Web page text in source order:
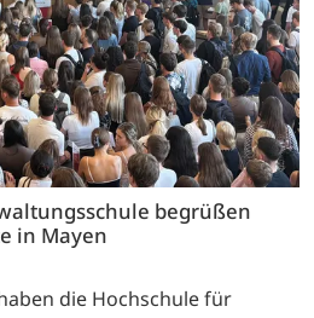
begrüßen
in Mayen
die Hochschule für